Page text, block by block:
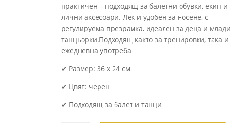
практичен – подходящ за балетни обувки, екип и
лични аксесоари. Лек и удобен за носене, с
регулируема презрамка, идеален за деца и млади
танцьорки.Подходящ както за тренировки, така и
ежедневна употреба.
✔ Размер: 36 x 24 см
✔ Цвят: черен
✔ Подходящ за балет и танци